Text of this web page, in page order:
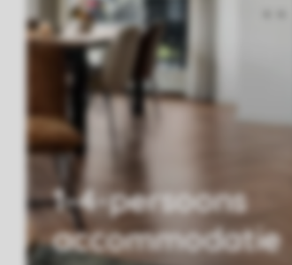
1-4-persoons
accommodatie